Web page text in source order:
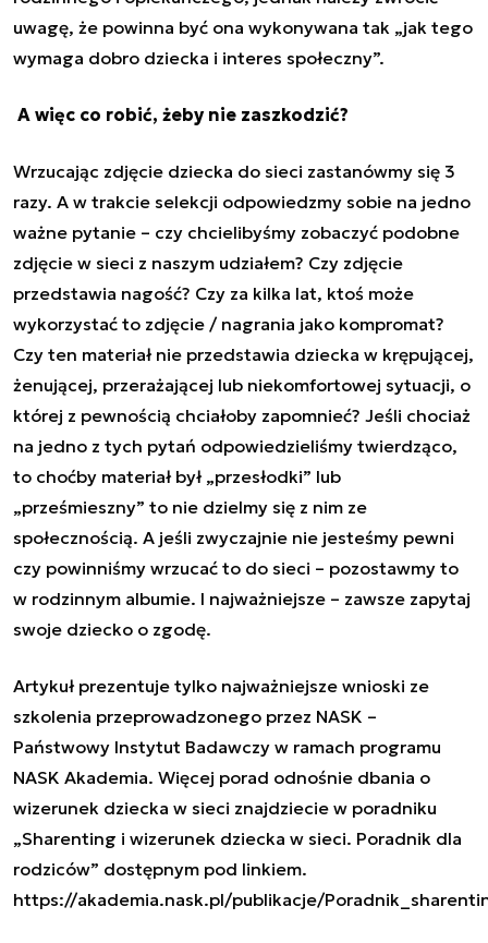
uwagę, że powinna być ona wykonywana tak „jak tego
wymaga dobro dziecka i interes społeczny”.
A więc co robić, żeby nie zaszkodzić?
Wrzucając zdjęcie dziecka do sieci zastanówmy się 3
razy. A w trakcie selekcji odpowiedzmy sobie na jedno
ważne pytanie – czy chcielibyśmy zobaczyć podobne
zdjęcie w sieci z naszym udziałem? Czy zdjęcie
przedstawia nagość? Czy za kilka lat, ktoś może
wykorzystać to zdjęcie / nagrania jako kompromat?
Czy ten materiał nie przedstawia dziecka w krępującej,
żenującej, przerażającej lub niekomfortowej sytuacji, o
której z pewnością chciałoby zapomnieć? Jeśli chociaż
na jedno z tych pytań odpowiedzieliśmy twierdząco,
to choćby materiał był „przesłodki” lub
„prześmieszny” to nie dzielmy się z nim ze
społecznością. A jeśli zwyczajnie nie jesteśmy pewni
czy powinniśmy wrzucać to do sieci – pozostawmy to
w rodzinnym albumie. I najważniejsze – zawsze zapytaj
swoje dziecko o zgodę.
Artykuł prezentuje tylko najważniejsze wnioski ze
szkolenia przeprowadzonego przez NASK –
Państwowy Instytut Badawczy w ramach programu
NASK Akademia. Więcej porad odnośnie dbania o
wizerunek dziecka w sieci znajdziecie w poradniku
„Sharenting i wizerunek dziecka w sieci. Poradnik dla
rodziców” dostępnym pod linkiem.
https://akademia.nask.pl/publikacje/